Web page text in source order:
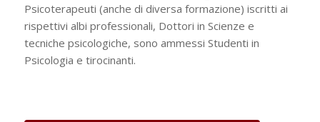
Psicoterapeuti (anche di diversa formazione) iscritti ai
rispettivi albi professionali, Dottori in Scienze e
tecniche psicologiche, sono ammessi Studenti in
Psicologia e tirocinanti.